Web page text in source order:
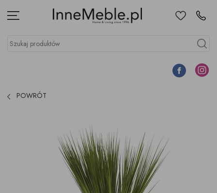
Menu UlubioneKontakt
Szukaj produktów
Szukaj
Facebook
POWRÓT